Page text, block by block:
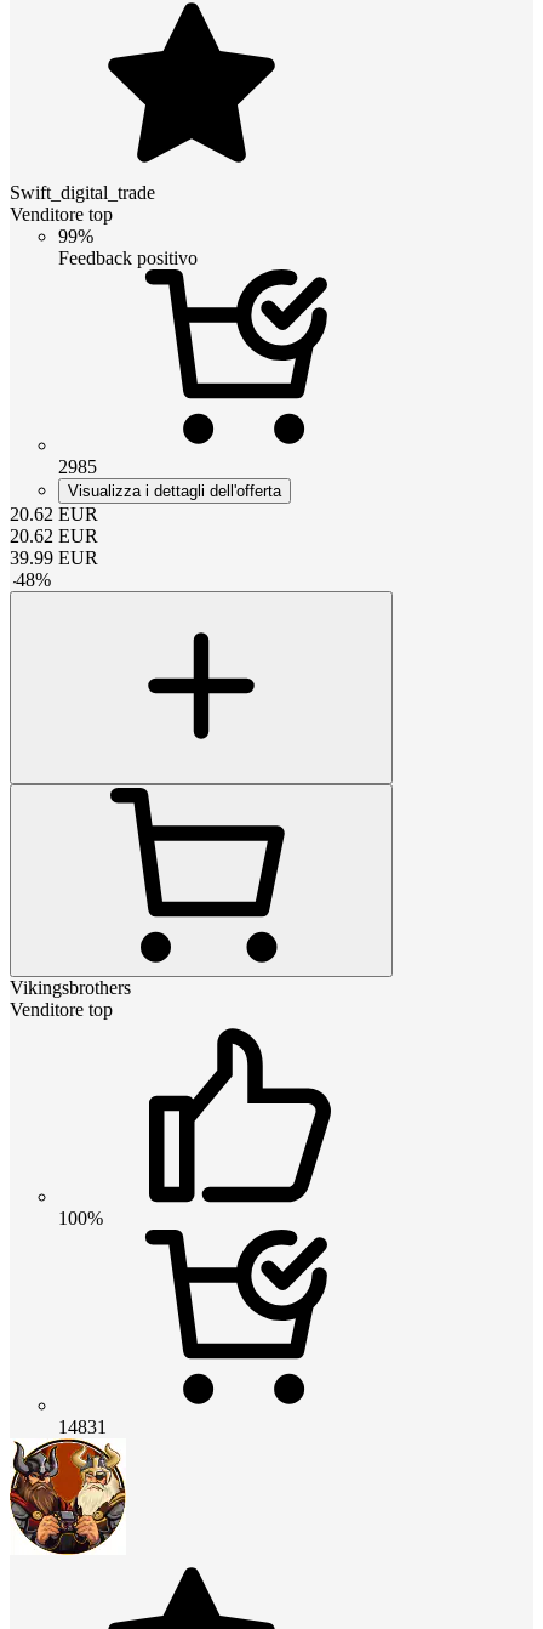
Swift_digital_trade
Venditore top
99%
Feedback positivo
2985
Visualizza i dettagli dell'offerta
20.62 EUR
20.62 EUR
39.99 EUR
-48%
Vikingsbrothers
Venditore top
100%
14831